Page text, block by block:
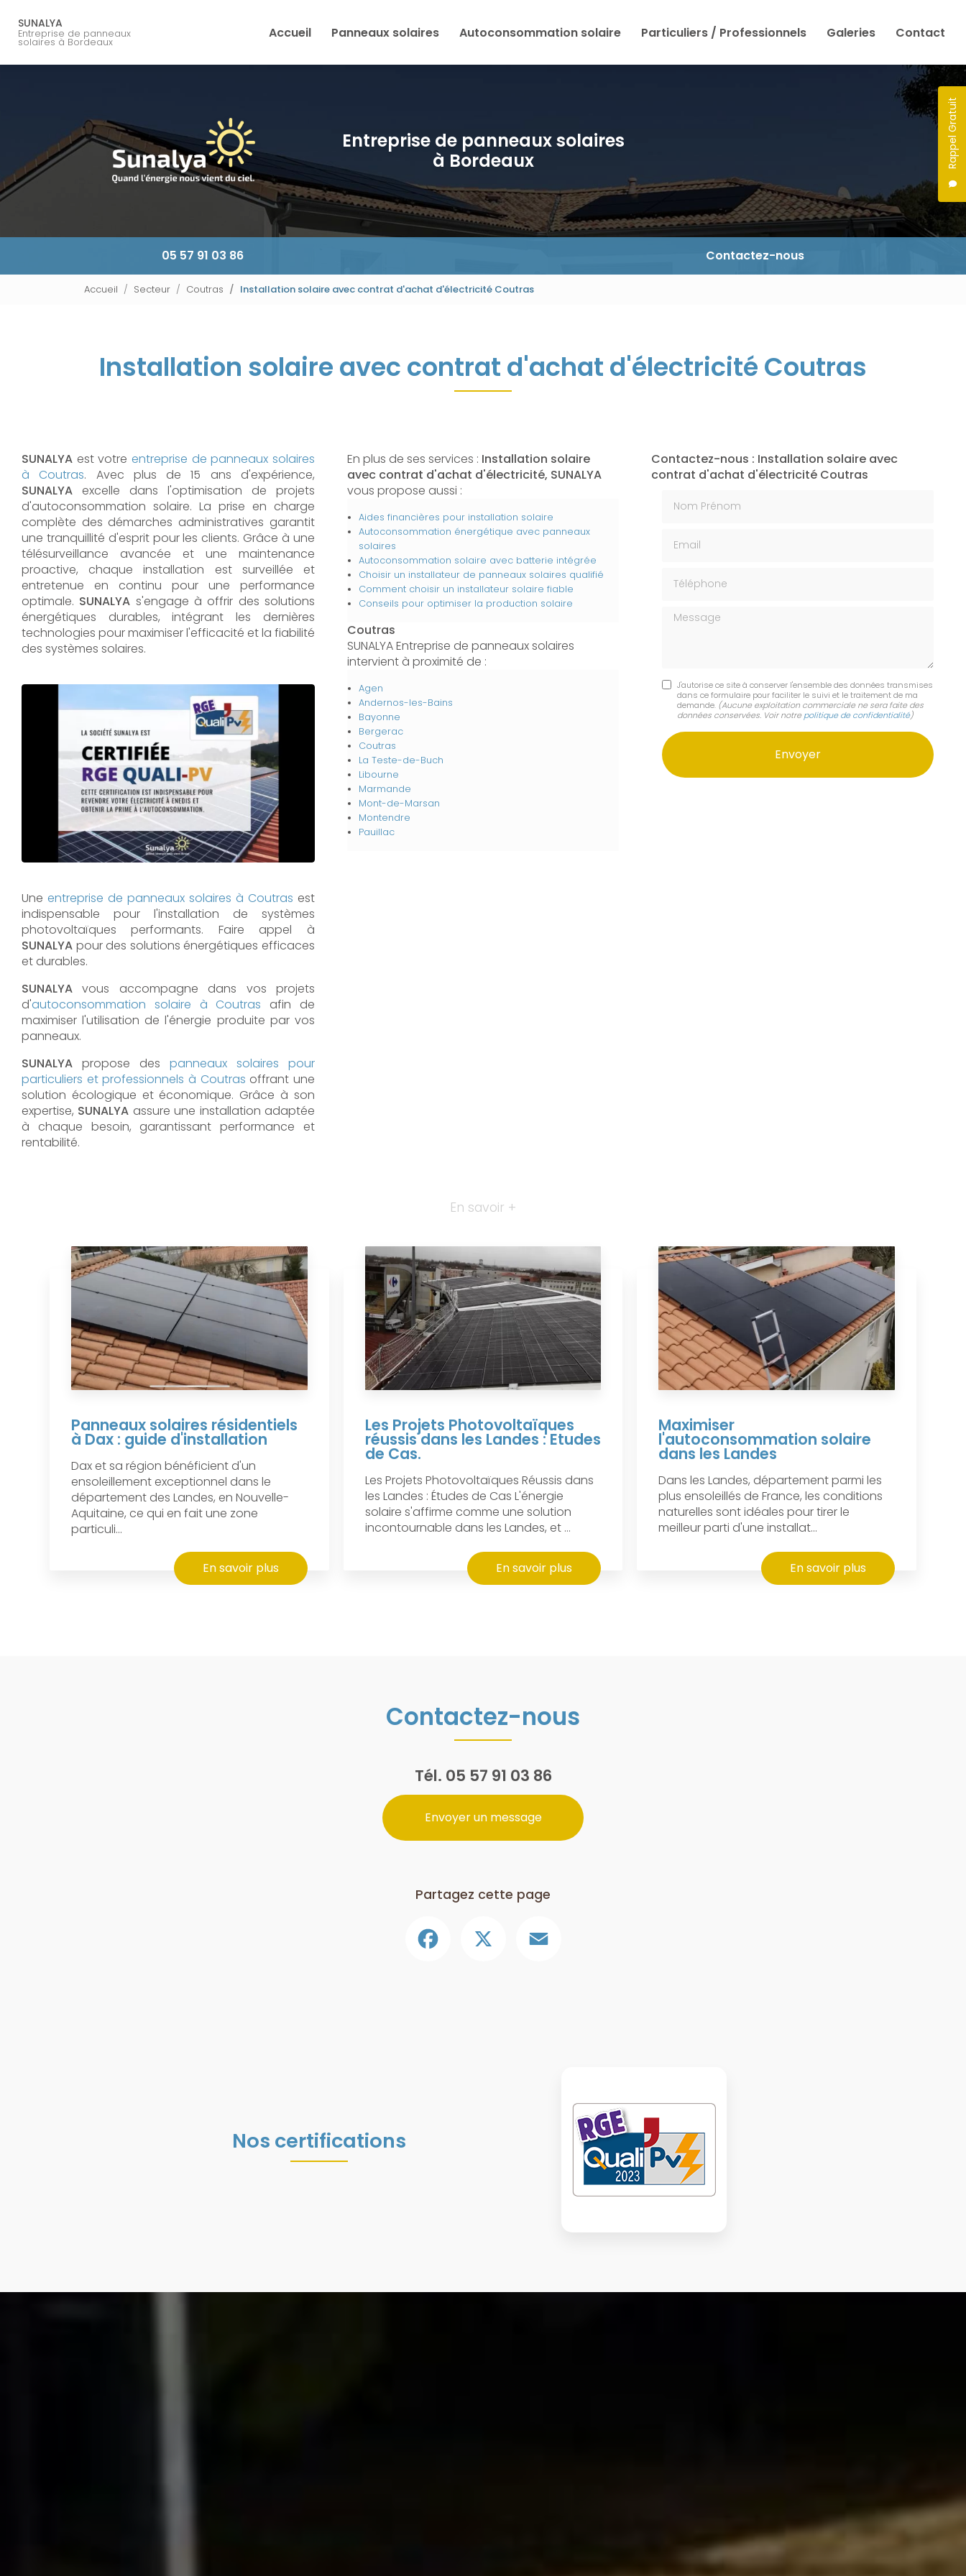
contenu
SUNALYA
Entreprise de panneaux
solaires à Bordeaux
Rappel Gratuit
Accueil
Panneaux solaires Autoconsommation solaire Particuliers / Professionnels Galeries Contact
Entreprise de panneaux solaires
à Bordeaux
05 57 91 03 86 Contactez-nous
Accueil Secteur Coutras Installation solaire avec contrat d'achat d'électricité Coutras
Installation solaire avec contrat d'achat d'électricité Coutras
SUNALYA est votre entreprise de panneaux solaires
à Coutras. Avec plus de 15 ans d'expérience,
SUNALYA excelle dans l'optimisation de projets
d'autoconsommation solaire. La prise en charge
complète des démarches administratives garantit
une tranquillité d'esprit pour les clients. Grâce à une
télésurveillance avancée et une maintenance
proactive, chaque installation est surveillée et
entretenue en continu pour une performance
optimale. SUNALYA s'engage à offrir des solutions
énergétiques durables, intégrant les dernières
technologies pour maximiser l'efficacité et la fiabilité
des systèmes solaires.
Une entreprise de panneaux solaires à Coutras est
indispensable pour l'installation de systèmes
photovoltaïques performants. Faire appel à
SUNALYA pour des solutions énergétiques efficaces
et durables.
SUNALYA vous accompagne dans vos projets
d'autoconsommation solaire à Coutras afin de
maximiser l'utilisation de l'énergie produite par vos
panneaux.
SUNALYA propose des panneaux solaires pour
particuliers et professionnels à Coutras offrant une
solution écologique et économique. Grâce à son
expertise, SUNALYA assure une installation adaptée
à chaque besoin, garantissant performance et
rentabilité.
En plus de ses services : Installation solaire
avec contrat d'achat d'électricité, SUNALYA
vous propose aussi :
Aides financières pour installation solaire
Autoconsommation énergétique avec panneaux
solaires
Autoconsommation solaire avec batterie intégrée
Choisir un installateur de panneaux solaires qualifié
Comment choisir un installateur solaire fiable
Conseils pour optimiser la production solaire
Coutras
SUNALYA Entreprise de panneaux solaires
intervient à proximité de :
Agen
Andernos-les-Bains
Bayonne
Bergerac
Coutras
La Teste-de-Buch
Libourne
Marmande
Mont-de-Marsan
Montendre
Pauillac
Contactez-nous : Installation solaire avec
contrat d'achat d'électricité Coutras
Message
J'autorise ce site à conserver l'ensemble des données transmises
dans ce formulaire pour faciliter le suivi et le traitement de ma
demande. (Aucune exploitation commerciale ne sera faite des
données conservées. Voir notre politique de confidentialité)
En savoir +
Panneaux solaires résidentiels
à Dax : guide d'installation
Dax et sa région bénéficient d'un
ensoleillement exceptionnel dans le
département des Landes, en Nouvelle-
Aquitaine, ce qui en fait une zone
particuli...
En savoir plus
Les Projets Photovoltaïques
réussis dans les Landes : Etudes
de Cas.
Les Projets Photovoltaïques Réussis dans
les Landes : Études de Cas L'énergie
solaire s'affirme comme une solution
incontournable dans les Landes, et ...
En savoir plus
Maximiser
l'autoconsommation solaire
dans les Landes
Dans les Landes, département parmi les
plus ensoleillés de France, les conditions
naturelles sont idéales pour tirer le
meilleur parti d'une installat...
En savoir plus
Contactez-nous
Tél. 05 57 91 03 86
Envoyer un message
Partagez cette page
Nos certifications